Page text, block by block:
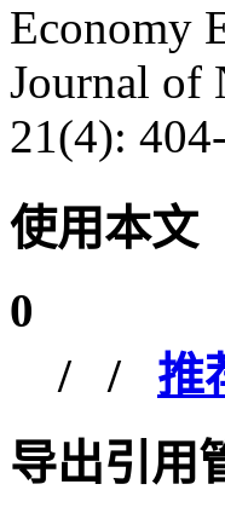
Economy
Journal of
21(4):
使用本文
0
/ / 推
导出引用